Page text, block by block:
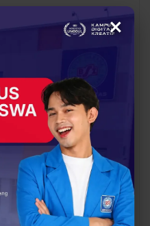
Pengembangan Dosen
sebagai Kunci
Transformasi
Pendidikan Tinggi di Era
Digital
OPINI DOSEN
×